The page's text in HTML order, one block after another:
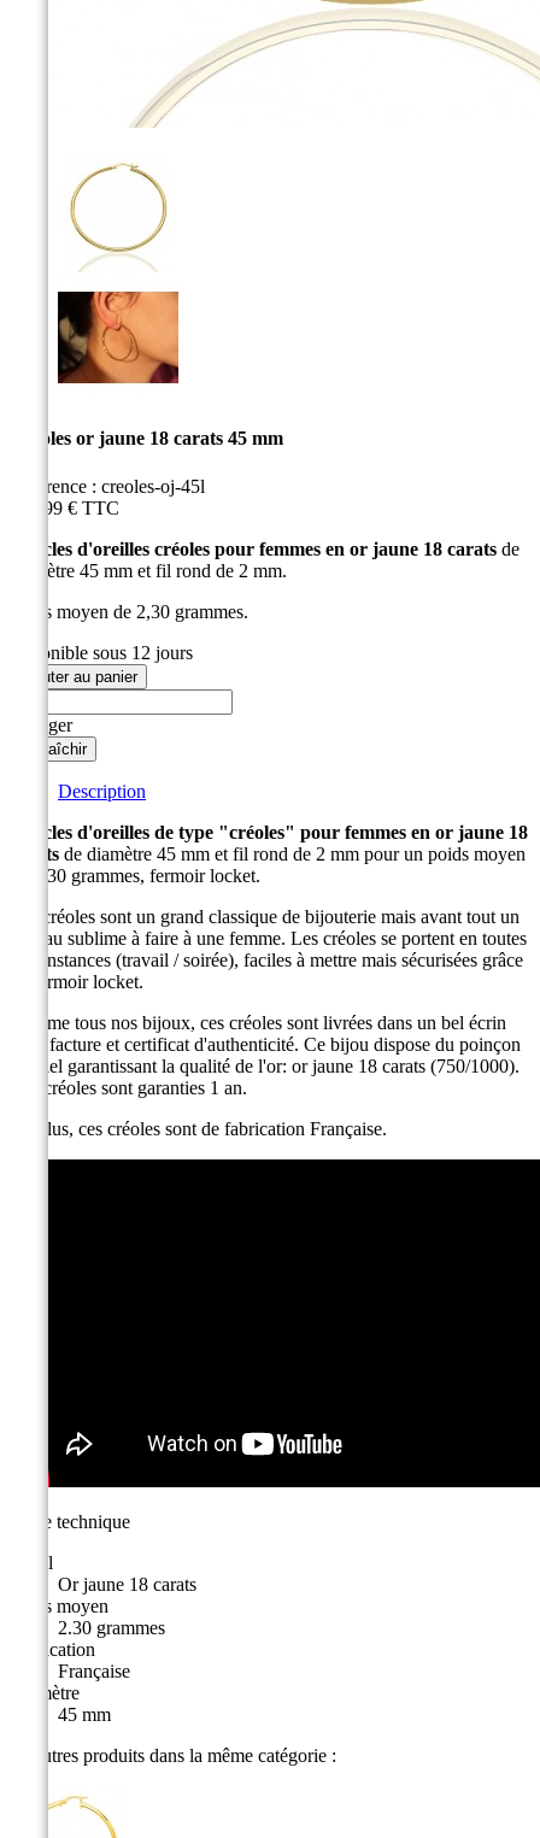
Créoles or jaune 18 carats 45 mm
Référence : creoles-oj-45l
599,99 € TTC
Boucles d'oreilles créoles pour femmes en or jaune 18 carats de
diamètre 45 mm et fil rond de 2 mm.
Poids moyen de 2,30 grammes.
disponible sous 12 jours
Ajouter au panier
Partager
Description
Boucles d'oreilles de type "créoles" pour femmes en or jaune 18
carats de diamètre 45 mm et fil rond de 2 mm pour un poids moyen
de 2,30 grammes, fermoir locket.
Les créoles sont un grand classique de bijouterie mais avant tout un
cadeau sublime à faire à une femme. Les créoles se portent en toutes
circonstances (travail / soirée), faciles à mettre mais sécurisées grâce
au fermoir locket.
Comme tous nos bijoux, ces créoles sont livrées dans un bel écrin
avec facture et certificat d'authenticité. Ce bijou dispose du poinçon
officiel garantissant la qualité de l'or: or jaune 18 carats (750/1000).
Ces créoles sont garanties 1 an.
De plus, ces créoles sont de fabrication Française.
Fiche technique
Métal
Or jaune 18 carats
Poids moyen
2.30 grammes
Fabrication
Française
Diamètre
45 mm
10 autres produits dans la même catégorie :